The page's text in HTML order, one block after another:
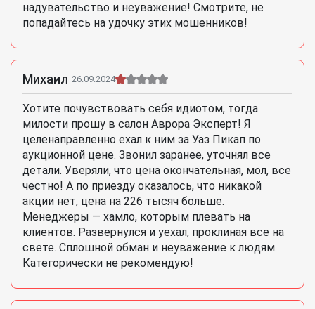
надувательство и неуважение! Смотрите, не
попадайтесь на удочку этих мошенников!
Михаил 26.09.2024
Хотите почувствовать себя идиотом, тогда
милости прошу в салон Аврора Эксперт! Я
целенаправленно ехал к ним за Уаз Пикап по
аукционной цене. Звонил заранее, уточнял все
детали. Уверяли, что цена окончательная, мол, все
честно! А по приезду оказалось, что никакой
акции нет, цена на 226 тысяч больше.
Менеджеры — хамло, которым плевать на
клиентов. Развернулся и уехал, проклиная все на
свете. Сплошной обман и неуважение к людям.
Категорически не рекомендую!